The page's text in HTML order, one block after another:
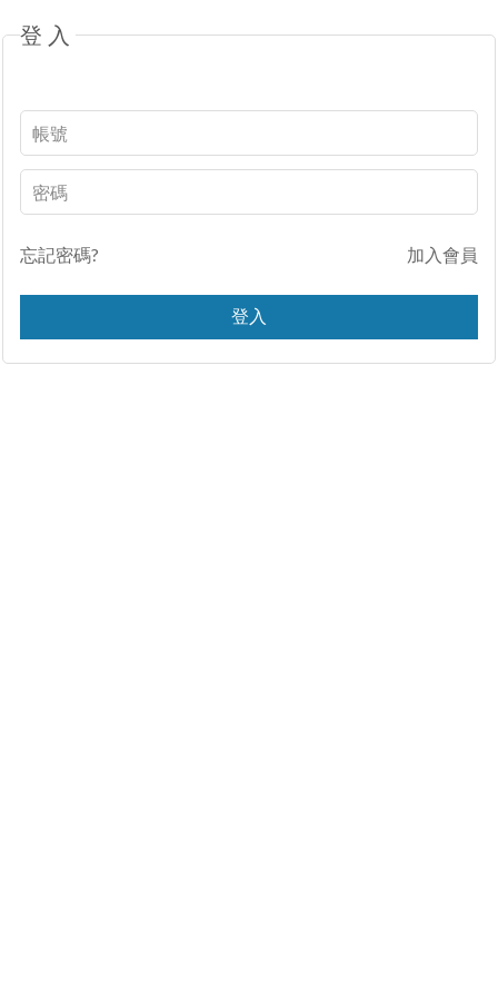
登入
忘記密碼? 加入會員